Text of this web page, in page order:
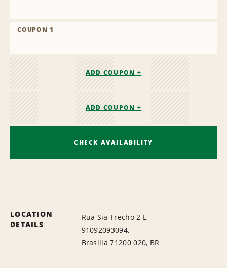
COUPON 1
ADD COUPON +
ADD COUPON +
CHECK AVAILABILITY
LOCATION
DETAILS
Rua Sia Trecho 2 L,
91092093094,
Brasilia 71200 020, BR